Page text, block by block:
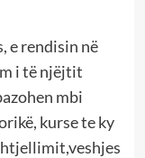
e rendisin në
i të njëjtit
mbi
kurse te ky